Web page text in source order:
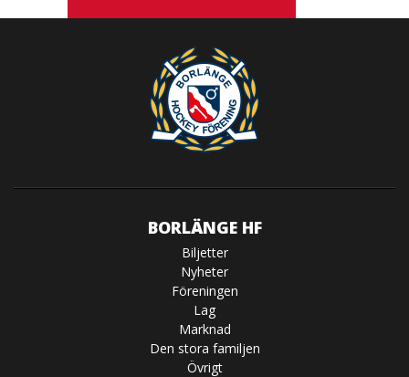
BORLÄNGE HF
Biljetter
Nyheter
Föreningen
Lag
Marknad
Den stora familjen
Övrigt